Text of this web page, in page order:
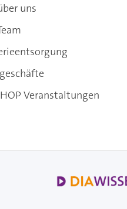
uns
Veranstaltungen